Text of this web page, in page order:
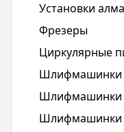
Установки
Фрезеры
Циркулярные
Шлифмашинки
Шлифмашинки
Шлифмашинки